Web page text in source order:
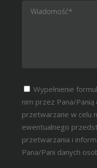
Wypełnienie
nim przez Pana/
przetwarzane w celu
ewentualnego
przetwarzania i
Pana/Pani danych